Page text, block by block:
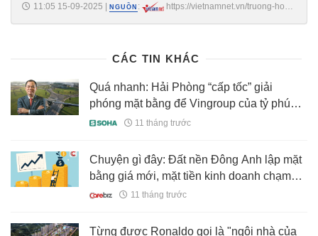
11:05 15-09-2025 | NGUỒN :
https://vietnamnet.vn/truong-hop-
CÁC TIN KHÁC
Quá nhanh: Hải Phòng “cấp tốc” giải
phóng mặt bằng để Vingroup của tỷ phú
Phạm Nhật Vượng chuẩn bị khởi công dự
11 tháng trước
Chuyện gì đây: Đất nền Đông Anh lập mặt
bằng giá mới, mặt tiền kinh doanh chạm
ngưỡng 270 triệu đồng/m2
11 tháng trước
Từng được Ronaldo gọi là "ngôi nhà của